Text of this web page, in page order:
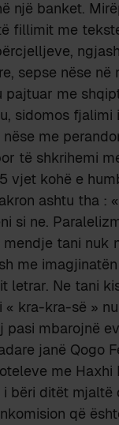
një banket.
fillimit me
sepse nëse në
me
sidomos fjalimi
me
të shkrihemi
vjet kohë e
ashtu tha :
si ne.
tani nuk
me
letrar. Ne tani
kra-kra-së »
mbarojnë
janë Qogo
me Haxhi
bëri ditët mjaltë
që